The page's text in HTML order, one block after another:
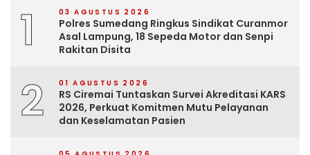
1 03 AGUSTUS 2026
Polres Sumedang Ringkus Sindikat Curanmor
Asal Lampung, 18 Sepeda Motor dan Senpi
Rakitan Disita
2 01 AGUSTUS 2026
RS Ciremai Tuntaskan Survei Akreditasi KARS
2026, Perkuat Komitmen Mutu Pelayanan
dan Keselamatan Pasien